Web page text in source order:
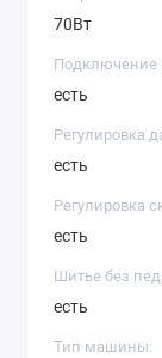
70Вт
Подключение
есть
Регулировка
есть
Регулировка
есть
Шитье без
есть
Тип машины: